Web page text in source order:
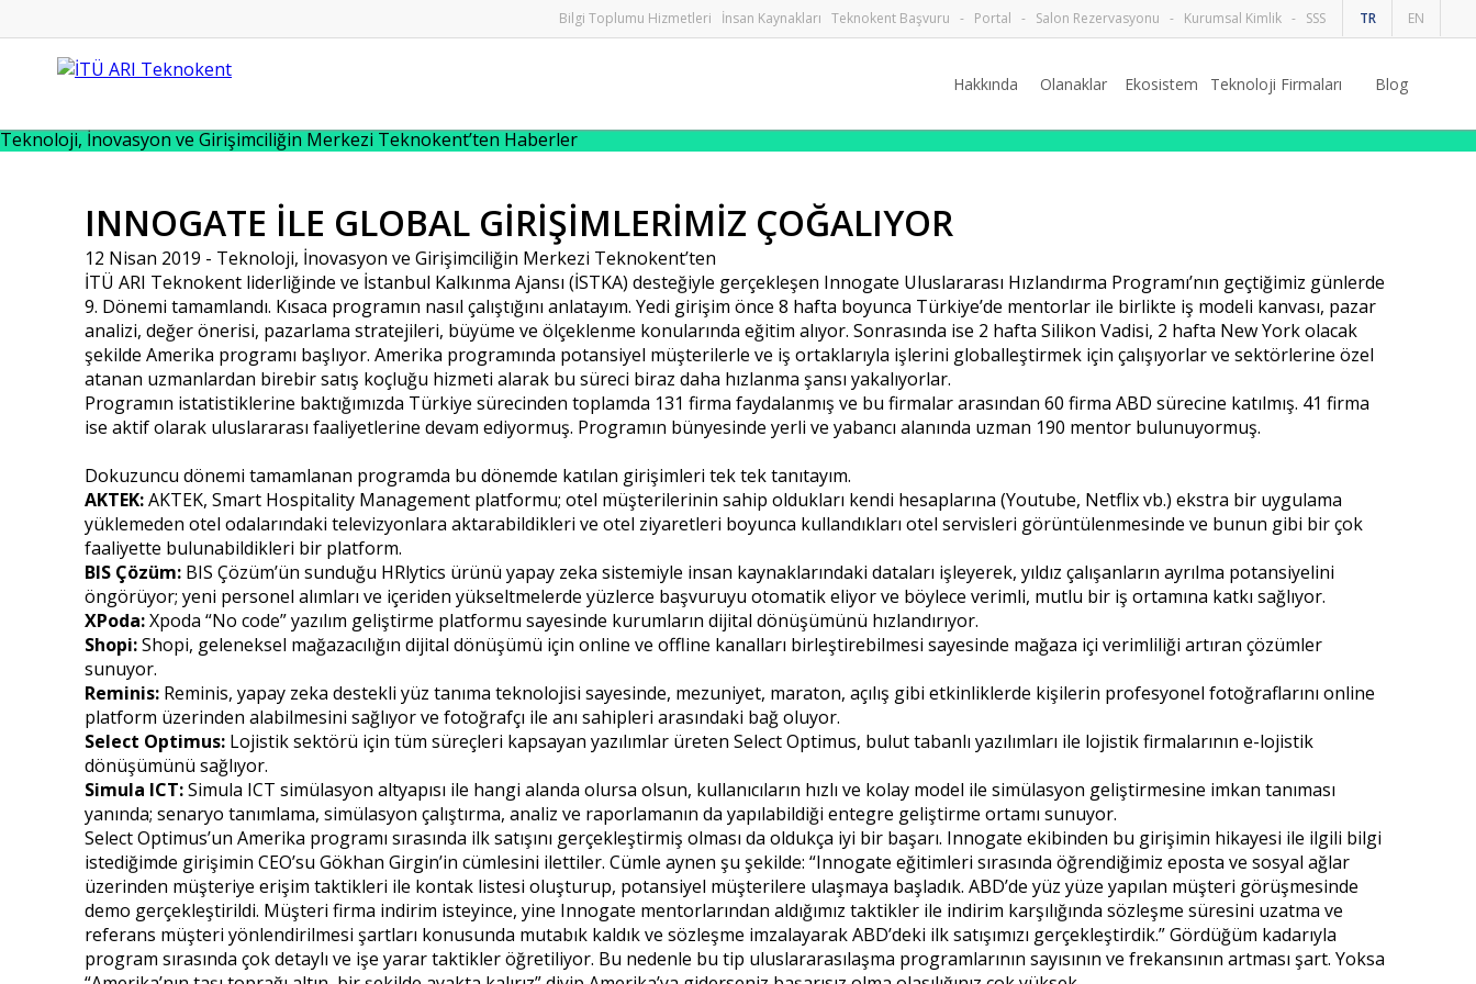
TR EN
Bilgi Toplumu Hizmetleri İnsan Kaynakları Teknokent Başvuru - Portal - Salon Rezervasyonu - Kurumsal Kimlik - SSS
Hakkında Olanaklar Ekosistem Teknoloji Firmaları Blog
Teknoloji, İnovasyon ve Girişimciliğin Merkezi Teknokent’ten Haberler
INNOGATE İLE GLOBAL GİRİŞİMLERİMİZ ÇOĞALIYOR
12 Nisan 2019 - Teknoloji, İnovasyon ve Girişimciliğin Merkezi Teknokent’ten
İTÜ ARI Teknokent liderliğinde ve İstanbul Kalkınma Ajansı (İSTKA) desteğiyle gerçekleşen Innogate Uluslararası Hızlandırma Programı’nın geçtiğimiz günlerde
9. Dönemi tamamlandı. Kısaca programın nasıl çalıştığını anlatayım. Yedi girişim önce 8 hafta boyunca Türkiye’de mentorlar ile birlikte iş modeli kanvası, pazar
analizi, değer önerisi, pazarlama stratejileri, büyüme ve ölçeklenme konularında eğitim alıyor. Sonrasında ise 2 hafta Silikon Vadisi, 2 hafta New York olacak
şekilde Amerika programı başlıyor. Amerika programında potansiyel müşterilerle ve iş ortaklarıyla işlerini globalleştirmek için çalışıyorlar ve sektörlerine özel
atanan uzmanlardan birebir satış koçluğu hizmeti alarak bu süreci biraz daha hızlanma şansı yakalıyorlar.
Programın istatistiklerine baktığımızda Türkiye sürecinden toplamda 131 firma faydalanmış ve bu firmalar arasından 60 firma ABD sürecine katılmış. 41 firma
ise aktif olarak uluslararası faaliyetlerine devam ediyormuş. Programın bünyesinde yerli ve yabancı alanında uzman 190 mentor bulunuyormuş.
Dokuzuncu dönemi tamamlanan programda bu dönemde katılan girişimleri tek tek tanıtayım.
AKTEK:AKTEK, Smart Hospitality Management platformu; otel müşterilerinin sahip oldukları kendi hesaplarına (Youtube, Netflix vb.) ekstra bir uygulama
yüklemeden otel odalarındaki televizyonlara aktarabildikleri ve otel ziyaretleri boyunca kullandıkları otel servisleri görüntülenmesinde ve bunun gibi bir çok
faaliyette bulunabildikleri bir platform.
BIS Çözüm: BIS Çözüm’ün sunduğu HRlytics ürünü yapay zeka sistemiyle insan kaynaklarındaki dataları işleyerek, yıldız çalışanların ayrılma potansiyelini
öngörüyor; yeni personel alımları ve içeriden yükseltmelerde yüzlerce başvuruyu otomatik eliyor ve böylece verimli, mutlu bir iş ortamına katkı sağlıyor.
XPoda:Xpoda “No code” yazılım geliştirme platformu sayesinde kurumların dijital dönüşümünü hızlandırıyor.
Shopi:Shopi, geleneksel mağazacılığın dijital dönüşümü için online ve offline kanalları birleştirebilmesi sayesinde mağaza içi verimliliği artıran çözümler
sunuyor.
Reminis: Reminis, yapay zeka destekli yüz tanıma teknolojisi sayesinde, mezuniyet, maraton, açılış gibi etkinliklerde kişilerin profesyonel fotoğraflarını online
platform üzerinden alabilmesini sağlıyor ve fotoğrafçı ile anı sahipleri arasındaki bağ oluyor.
Select Optimus: Lojistik sektörü için tüm süreçleri kapsayan yazılımlar üreten Select Optimus, bulut tabanlı yazılımları ile lojistik firmalarının e-lojistik
dönüşümünü sağlıyor.
Simula ICT:Simula ICT simülasyon altyapısı ile hangi alanda olursa olsun, kullanıcıların hızlı ve kolay model ile simülasyon geliştirmesine imkan tanıması
yanında; senaryo tanımlama, simülasyon çalıştırma, analiz ve raporlamanın da yapılabildiği entegre geliştirme ortamı sunuyor.
Select Optimus’un Amerika programı sırasında ilk satışını gerçekleştirmiş olması da oldukça iyi bir başarı. Innogate ekibinden bu girişimin hikayesi ile ilgili bilgi
istediğimde girişimin CEO’su Gökhan Girgin’in cümlesini ilettiler. Cümle aynen şu şekilde: “Innogate eğitimleri sırasında öğrendiğimiz eposta ve sosyal ağlar
üzerinden müşteriye erişim taktikleri ile kontak listesi oluşturup, potansiyel müşterilere ulaşmaya başladık. ABD’de yüz yüze yapılan müşteri görüşmesinde
demo gerçekleştirildi. Müşteri firma indirim isteyince, yine Innogate mentorlarından aldığımız taktikler ile indirim karşılığında sözleşme süresini uzatma ve
referans müşteri yönlendirilmesi şartları konusunda mutabık kaldık ve sözleşme imzalayarak ABD’deki ilk satışımızı gerçekleştirdik.” Gördüğüm kadarıyla
program sırasında çok detaylı ve işe yarar taktikler öğretiliyor. Bu nedenle bu tip uluslararasılaşma programlarının sayısının ve frekansının artması şart. Yoksa